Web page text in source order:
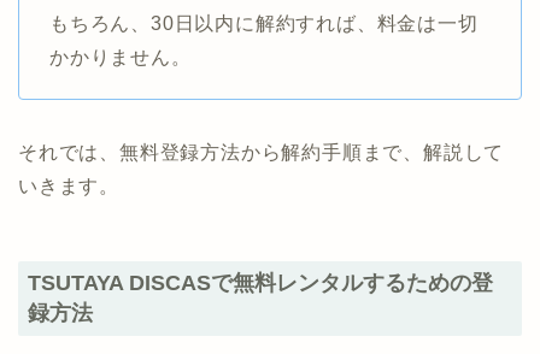
もちろん、30日以内に解約すれば、料金は一切
かかりません。
それでは、無料登録方法から解約手順まで、解説して
いきます。
TSUTAYA DISCASで無料レンタルするための登
録方法